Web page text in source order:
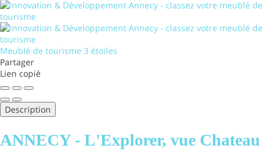
Meublé de tourisme 3 étoiles
Partager
Lien copié
Description
ANNECY - L'Explorer, vue Chateau